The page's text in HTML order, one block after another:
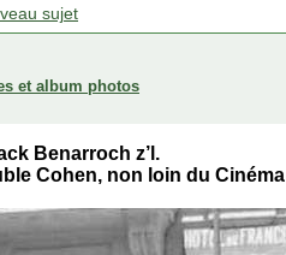
sujet
et album photos
Benarroch z’l.
Cohen, non loin du